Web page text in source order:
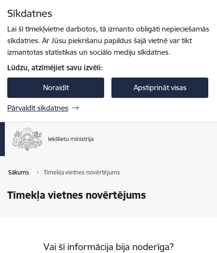
Sīkdatnes
Lai šī tīmekļvietne darbotos, tā izmanto obligāti nepieciešamās
sīkdatnes. Ar Jūsu piekrišanu papildus šajā vietnē var tikt
izmantotas statistikas un sociālo mediju sīkdatnes.
Lūdzu, atzīmējiet savu izvēli:
Noraidīt Apstiprināt visas
Pārvaldīt sīkdatnes
Sākums Tīmekļa vietnes novērtējums
Tīmekļa vietnes novērtējums
Vai šī informācija bija noderīga?